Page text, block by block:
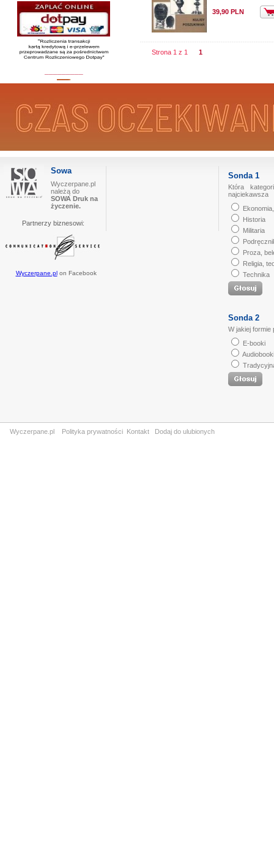
39,90 PLN
Strona 1 z 1 1
Sowa
Wyczerpane.pl
należą do
SOWA Druk na
życzenie.
Partnerzy biznesowi:
Wyczerpane.plon Facebook
Sonda 1
Która
najciekawsza
Historia
Militaria
Proza,
Religia,
Technika
Sonda 2
W jakiej formie
E-booki
Audiobooki
Wyczerpane.pl Polityka prywatności Kontakt Dodaj do ulubionych